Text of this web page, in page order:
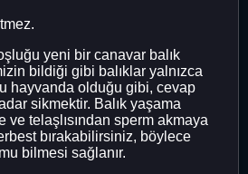
yeni bir canavar balık
bildiği gibi balıklar yalnızca
hayvanda olduğu gibi, cevap
sikmektir. Balık yaşama
ve telaşlısından sperm akmaya
bırakabilirsiniz, böylece
bilmesi sağlanır.